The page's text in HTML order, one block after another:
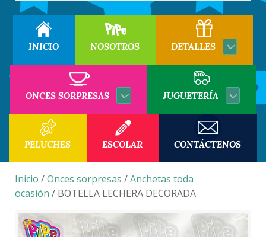
INICIO NOSOTROS DETALLES
ONCES SORPRESAS JUGUETERÍA
PELUCHES ESCOLAR CONTÁCTENOS
Inicio /Onces sorpresas /Anchetas toda
ocasión / BOTELLA LECHERA DECORADA